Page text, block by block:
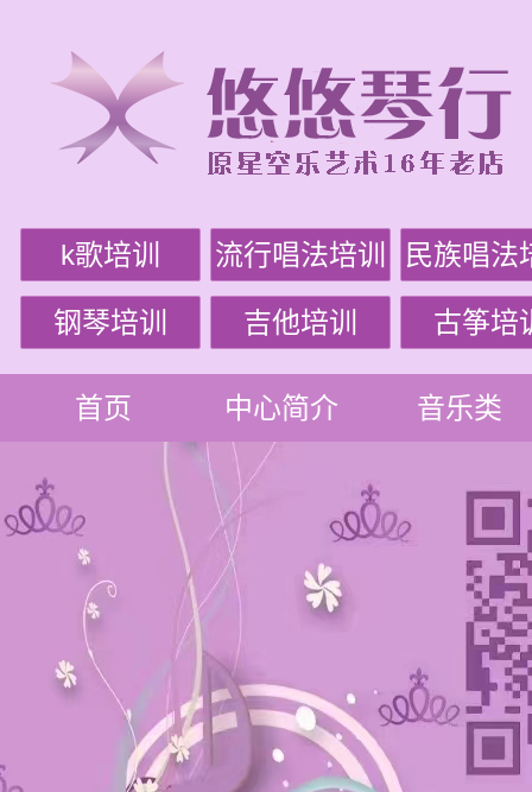
k歌培训 流行唱法培训 民族唱法
钢琴培训 吉他培训 古筝培
首页 中心简介 音乐类